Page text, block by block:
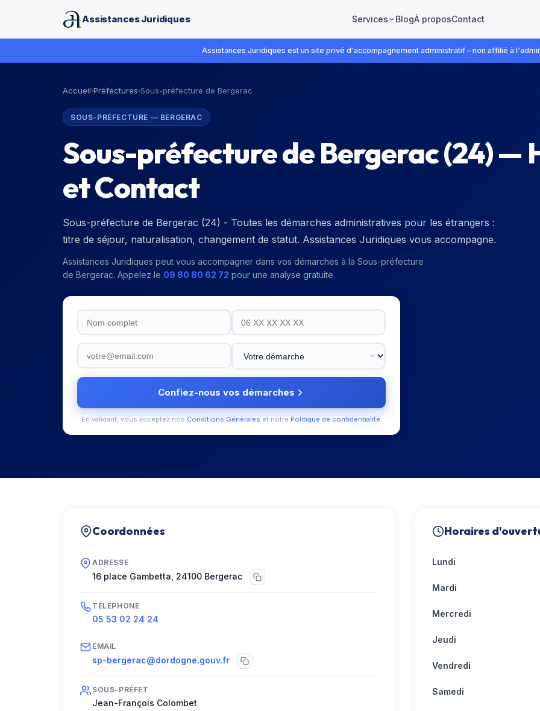
Assistances Juridiques Services BlogÀ proposContact
Assistances Juridiques est un site privé d'accompagnement administratif – non affilié à
Accueil›Préfectures›Sous-préfecture de Bergerac
SOUS-PRÉFECTURE — BERGERAC
Sous-préfecture de Bergerac(24) —
et Contact
Sous-préfecture de Bergerac (24) - Toutes les démarches administratives pour les étrangers :
titre de séjour, naturalisation, changement de statut. Assistances Juridiques vous accompagne.
Assistances Juridiques peut vous accompagner dans vos démarches à la Sous-préfecture
de Bergerac. Appelez le 09 80 80 62 72 pour une analyse gratuite.
Confiez-nous vos démarches
En validant, vous acceptez nos Conditions Générales et notre Politique de confidentialité.
Coordonnées
ADRESSE
16 place Gambetta 24100 Bergerac
TÉLÉPHONE
05 53 02 24 24
EMAIL
sp-bergerac@dordogne.gouv.fr
SOUS-PRÉFET
Jean-François Colombet
Horaires
Lundi
Mardi
Mercredi
Jeudi
Vendredi
Samedi